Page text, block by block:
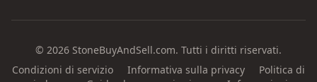
© 2026 StoneBuyAndSell.com. Tutti i diritti riservati.
Condizioni di servizio
Informativa sulla privacy
Politica di